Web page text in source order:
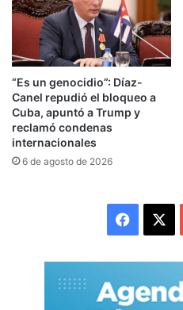
origen exacto de estas
Nueva escalada en
Cancillería iraní: El
nuestro mando, no del
continúa pese al
las negociaciones en
“Es un genocidio”: Díaz-
Canel repudió el bloqueo a
Cuba, apuntó a Trump y
reclamó condenas
internacionales
6 de agosto de 2026